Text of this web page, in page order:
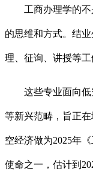
工商办理学的不
的思维和方式。结
理、征询、讲授等工
这些专业面向低
等新兴范畴，旨正
空经济做为2025年
使命之一，估计到